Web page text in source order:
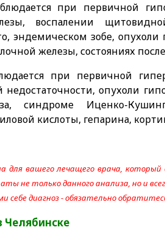
при первичной
воспалении
эндемическом зобе, опухоли
железы, состояниях
при первичной
опухоли
синдроме Иценко-
кислоты, гепарина,
для вашего лечащего врача,
не только данного анализа, но и
себе диагноз - обязательно
Челябинске